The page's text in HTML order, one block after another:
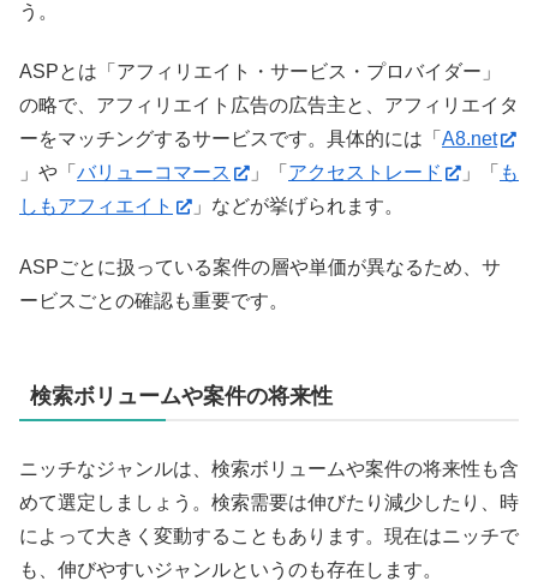
う。
ASPとは「アフィリエイト・サービス・プロバイダー」
の略で、アフィリエイト広告の広告主と、アフィリエイタ
ーをマッチングするサービスです。具体的には「 A8.net
」や「 バリューコマース 」「 アクセストレード 」「 も
しもアフィエイト
」などが挙げられます。
ASPごとに扱っている案件の層や単価が異なるため、サ
ービスごとの確認も重要です。
検索ボリュームや案件の将来性
ニッチなジャンルは、検索ボリュームや案件の将来性も含
めて選定しましょう。検索需要は伸びたり減少したり、時
によって大きく変動することもあります。現在はニッチで
も、伸びやすいジャンルというのも存在します。